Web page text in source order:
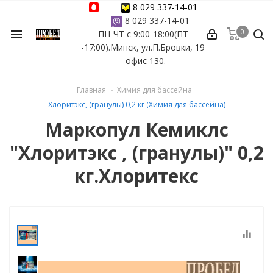
menu
8 029 337-14-01
8 029 337-14-01
ПН-ЧТ с 9:00-18:00(ПТ
-17:00).Минск, ул.П.Бровки, 19
- офис 130.
бассейнов
0
Главная
Химия для бассейна
Хлоритэкс, (гранулы) 0,2 кг (Химия для бассейна)
Маркопул Кемиклс
"Хлоритэкс , (гранулы)" 0,2
кг.Хлоритекс
equalizer